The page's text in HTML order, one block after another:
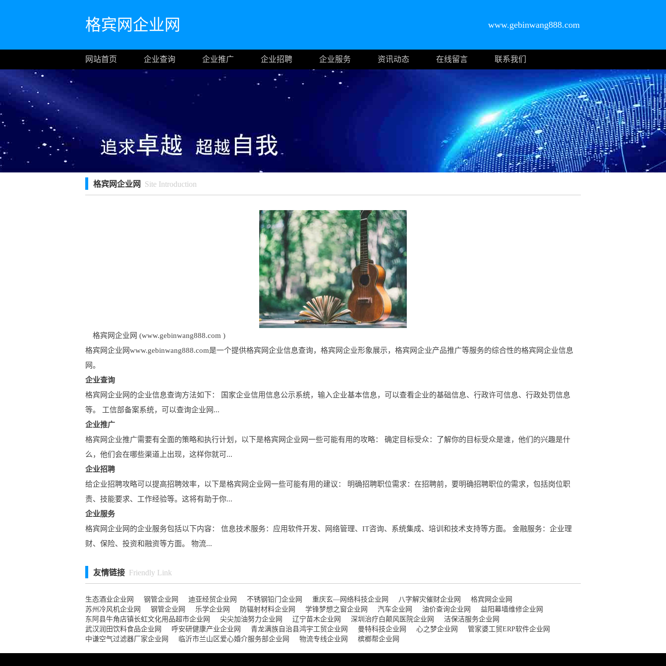
格宾网企业网 www.gebinwang888.com
网站首页 企业查询 企业推广 企业招聘 企业服务 资讯动态 在线留言 联系我们
格宾网企业网 Site Introduction
格宾网企业网 (www.gebinwang888.com )
格宾网企业网www.gebinwang888.com是一个提供格宾网企业信息查询，格宾网企业形象展示，格宾网企业产品推广等服务的综合性的格宾网企业信息
网。
企业查询
格宾网企业网的企业信息查询方法如下： 国家企业信用信息公示系统，输入企业基本信息，可以查看企业的基础信息、行政许可信息、行政处罚信息
等。 工信部备案系统，可以查询企业网...
企业推广
格宾网企业推广需要有全面的策略和执行计划，以下是格宾网企业网一些可能有用的攻略： 确定目标受众：了解你的目标受众是谁，他们的兴趣是什
么，他们会在哪些渠道上出现，这样你就可...
企业招聘
给企业招聘攻略可以提高招聘效率，以下是格宾网企业网一些可能有用的建议： 明确招聘职位需求：在招聘前，要明确招聘职位的需求，包括岗位职
责、技能要求、工作经验等。这将有助于你...
企业服务
格宾网企业网的企业服务包括以下内容： 信息技术服务：应用软件开发、网络管理、IT咨询、系统集成、培训和技术支持等方面。 金融服务：企业理
财、保险、投资和融资等方面。 物流...
友情链接 Friendly Link
生态酒业企业网 钢管企业网 迪亚经贸企业网 不锈钢铅门企业网 重庆玄—网络科技企业网 八字解灾催财企业网
格宾网企业网
苏州冷风机企业网
钢管企业网 乐学企业网 防辐射材料企业网 学锋梦想之窗企业网 汽车企业网 油价查询企业网
益阳幕墙维修企业网
东阿县牛角店镇长虹文化用品超市企业网
尖尖加油努力企业网 辽宁苗木企业网 深圳治疗白颠风医院企业网
洁保洁服务企业网
武汉润田饮料食品企业网
呼安研健康产业企业网 青龙满族自治县鸿宇工贸企业网 曼特科技企业网 心之梦企业网
管家婆工贸ERP软件企业网
中谦空气过滤器厂家企业网
临沂市兰山区爱心婚介服务部企业网 物流专线企业网 槟榔帮企业网